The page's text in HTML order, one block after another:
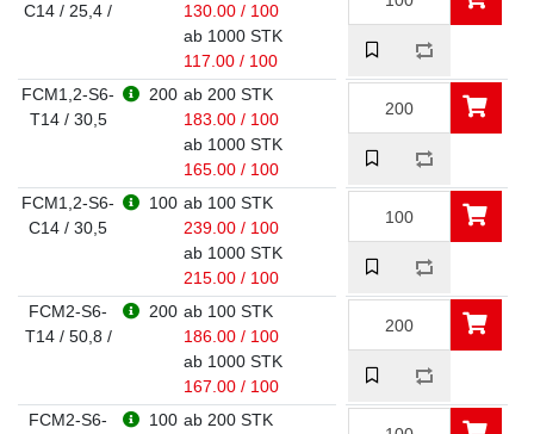
C14 / 25,4 /
130.00 / 100
ab 1000 STK
117.00 / 100
FCM1,2-S6-
T14 / 30,5
200 ab 200 STK
183.00 / 100
ab 1000 STK
165.00 / 100
FCM1,2-S6-
C14 / 30,5
100 ab 100 STK
239.00 / 100
ab 1000 STK
215.00 / 100
FCM2-S6-
T14 / 50,8 /
200 ab 100 STK
186.00 / 100
ab 1000 STK
167.00 / 100
FCM2-S6-
100 ab 200 STK